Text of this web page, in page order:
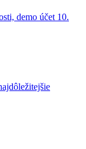
demo účet 10.